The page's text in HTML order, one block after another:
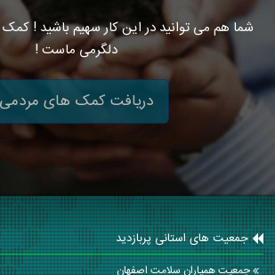
شما هم می توانید در این کار سهیم باشید !
دلگرمی ماست !
دریافت کمک های مردمی
جمعیت های استانی پربازدید
جمعیت همیاران سلامت اصفهان